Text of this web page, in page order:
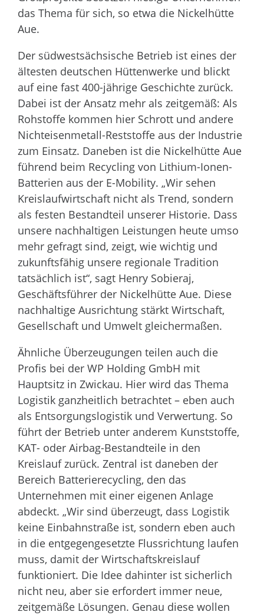
das Thema für sich, so etwa die Nickelhütte
Aue.
Der südwestsächsische Betrieb ist eines der
ältesten deutschen Hüttenwerke und blickt
auf eine fast 400-jährige Geschichte zurück.
Dabei ist der Ansatz mehr als zeitgemäß: Als
Rohstoffe kommen hier Schrott und andere
Nichteisenmetall-Reststoffe aus der Industrie
zum Einsatz. Daneben ist die Nickelhütte Aue
führend beim Recycling von Lithium-Ionen-
Batterien aus der E-Mobility. „Wir sehen
Kreislaufwirtschaft nicht als Trend, sondern
als festen Bestandteil unserer Historie. Dass
unsere nachhaltigen Leistungen heute umso
mehr gefragt sind, zeigt, wie wichtig und
zukunftsfähig unsere regionale Tradition
tatsächlich ist“, sagt Henry Sobieraj,
Geschäftsführer der Nickelhütte Aue. Diese
nachhaltige Ausrichtung stärkt Wirtschaft,
Gesellschaft und Umwelt gleichermaßen.
Ähnliche Überzeugungen teilen auch die
Profis bei der WP Holding GmbH mit
Hauptsitz in Zwickau. Hier wird das Thema
Logistik ganzheitlich betrachtet – eben auch
als Entsorgungslogistik und Verwertung. So
führt der Betrieb unter anderem Kunststoffe,
KAT- oder Airbag-Bestandteile in den
Kreislauf zurück. Zentral ist daneben der
Bereich Batterierecycling, den das
Unternehmen mit einer eigenen Anlage
abdeckt. „Wir sind überzeugt, dass Logistik
keine Einbahnstraße ist, sondern eben auch
in die entgegengesetzte Flussrichtung laufen
muss, damit der Wirtschaftskreislauf
funktioniert. Die Idee dahinter ist sicherlich
nicht neu, aber sie erfordert immer neue,
zeitgemäße Lösungen. Genau diese wollen